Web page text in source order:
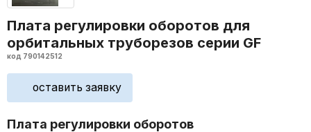
Плата регулировки оборотов для
орбитальных труборезов серии GF
код 790142512
оставить заявку
Плата регулировки оборотов